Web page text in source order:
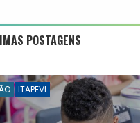
POSTAGENS
ITAPEVI